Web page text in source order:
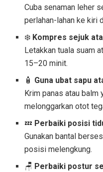
Cuba senaman leher
perlahan-lahan ke kiri
❄️ Kompres sejuk
Letakkan tuala suam
15–20 minit.
🧴 Guna ubat sapu
Krim panas atau
melonggarkan otot
💤 Perbaiki posisi
Gunakan bantal
posisi melengkung.
🪑 Perbaiki postur